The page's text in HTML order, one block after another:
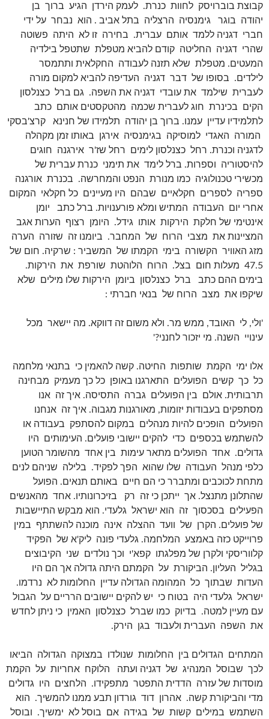
קבוצת בוברויסק לחוות כנרת. לעמק הירדן הגיע ברוך בן
יהודה בוגר גימנסיה הרצליה בתל אביב . הוא נבחר על ידי
חברי דגניה ללמד אותם עברית. בחירה זו לא היתה פשוטה
שהרי דגניה החליטה קודם להביא מטפלת שתטפל בילדיה
המעטים. מטפלת שלא תזנה לעבודה החקלאית ותתמסר
לילדים. בסופו של דבר דגניה העדיפה להביא למקום מורה
לעברית שילמד את עובדי דגניה את השפה. גם ברל כצנלסון
הקים בכינרת חוג לעברית שכמה מהטקסטים אותם כתב
לתלמידיו עדיין עמנו. ברוך בן יהודה תלמידו של חנינא קרצ'בסקי
המורה האגדי למוסיקה בגימנסיה אירגן באותו זמן מקהלה
לדגניה וכנרת. רחל כצנלסון לימים רחל שז'ר אירגנה חוגים
להיסטוריה וספרות. ברל לימד את תימני כנרת עברית של
מכשירי טכנולוגיה כמו מנורת הנפט והמחרשה. בכנרת אורגנה
ספריה לספרים חקלאיים שבהם היו מעיינים כל חקלאי המקום
אחרי יום העבודה המתיש ומלא פורענויות. ברל כתב יומן
אינטימי של חלקת הירקות אותו גידל. היומן רצוף הערות אגב
המציינות את מצבי הרוח של המחבר. ביומנו זה שזורה הערה
מזג האוויר הקשורה בימי הקמתו של המשביר : שרקיה. חום של
47.5 מעלות חום בצל. הרוח הלוהטת שורפת את הירקות.
בימים ההם כתב ברל כצנלסון ביומן הירקות שלו מילים שלא
שיקפו את מצב הרוח של בנאי חברתי :
'ולי, לי האובד, ממש מר. ולא משום זה דווקא. מה יישאר מכל
עינויי השנה. מי יזכור לחנני?'
אלו ימי הקמת שותפות החיטה. קשה להאמין כי בתנאי מלחמה
כל כך קשים הפועלים התארגנו באופן כל כך מעמיק מבחינה
תרבותית. אולם בין הפועלים גברה התסיסה. איך זה אנו
מסתפקים בעבודות יזומות, מאורגנות מגבוה. איך זה אנחנו
הפועלים הופכים להיות מנהלים במקום להסתפק בעבודה או
להשתמש בכספים כדי להקים יישובי פועלים. העימותים היו
גדולים. אחד הפועלים מתאר עימות בין אחד מהשומר הטוען
כלפי מנהל העבודה שלו שהוא הפך לפקיד. בלילה שניהם לנים
מתחת לכוכבים ומתברר כי הם חיים באותם תנאים. הפועל
שהתלונן מתנצל. אך ייתכן כי זה רק בזיכרונותיו. אחד מהאנשים
הפעילים בסכסוך זה הוא ישראל גלעדי. הוא מבקש התיישבות
של פועלים. הקרן של וועד ההצלה אינה מוכנה להשתתף במין
פרוייקט כזה באמצע המלחמה. גלעדי פונה ליק'א של הפקיד
קלווריסקי ולקרן של מפלגתו קפא'י וכך נולדים שני הקיבוצים
בגליל העליון. הביקורת על הקמתם היתה גדולה אך הם היו
העדות שבתוך כל המהומה הגדולה עדיין החלומות לא נרדמו.
ישראל גלעדי היה בטוח כי יש להקים יישובים הרריים על הגבול
עם מעיין למטה. בדיוק כמו שברל כצנלסון האמין כי ניתן לחדש
את השפה העברית ולעבוד בגן הירק.
המתחים הגדולים בין החלומות שנולדו במצוקה הגדולה הביאו
לכך שבוסל המנהיג של דגניה ועתה הלוקח אחריות על הקמת
מוסדות של עזרה הדדית התפטר מתפקידו. הלחצים היו גדולים
מדי והביקורת קשה. אהרון דוד גורדון תבע ממנו להמשיך. הוא
השתמש במילים קשות של בגידה אם בוסל לא ימשיך. ובוסל